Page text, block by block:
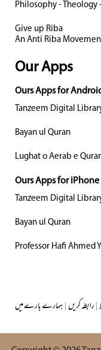
Philosophy - Theology
Give up Riba
An Anti Riba
Our Apps
Ours Apps for
Tanzeem Digital
Bayan ul Quran
Lughat o Aerab e
Ours Apps for iPhone
Tanzeem Digital
Bayan ul Quran
Professor Hafi Ahmed
ہمارے بارے میں|رابطہ کریں|